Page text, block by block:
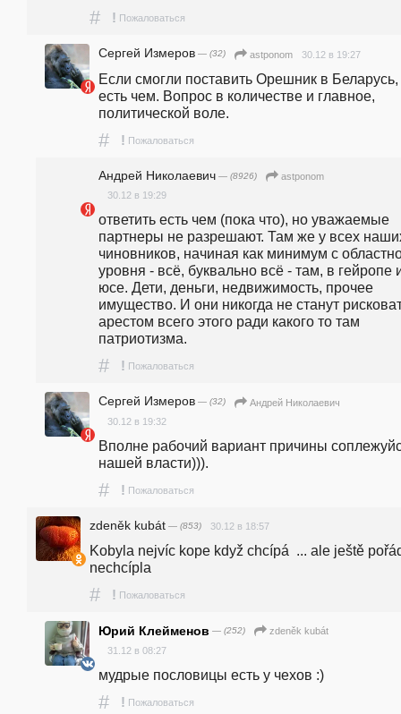
# ! Пожаловаться
Сергей Измеров — (32) astponom 30.12 в 19:27
Если смогли поставить Орешник в Беларусь,
есть чем. Вопрос в количестве и главное,
политической воле.
# ! Пожаловаться
Андрей Николаевич — (8926)
astponom
30.12 в 19:29
ответить есть чем (пока что), но уважаемые
партнеры не разрешают. Там же у всех
чиновников, начиная как минимум с
уровня - всё, буквально всё - там, в гейропе
юсе. Дети, деньги, недвижимость, прочее
имущество. И они никогда не станут
арестом всего этого ради какого то там
патриотизма.
# ! Пожаловаться
Сергей Измеров — (32)
Андрей Николаевич
30.12 в 19:32
Вполне рабочий вариант причины
нашей власти))).
# ! Пожаловаться
zdeněk kubát — (853) 30.12 в 18:57
Kobyla nejvíc kope když chcípá  ... ale ještě
nechcípla
# ! Пожаловаться
Юрий Клейменов — (252)
zdeněk kubát
31.12 в 08:27
мудрые пословицы есть у чехов :)
# ! Пожаловаться